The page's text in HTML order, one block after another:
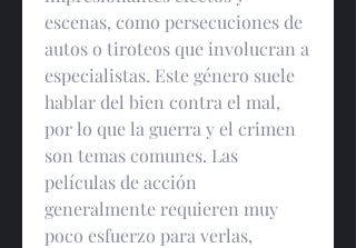
escenas, como persecuciones de
autos o tiroteos que involucran a
especialistas. Este género suele
hablar del bien contra el mal,
por lo que la guerra y el crimen
son temas comunes. Las
películas de acción
generalmente requieren muy
poco esfuerzo para verlas,